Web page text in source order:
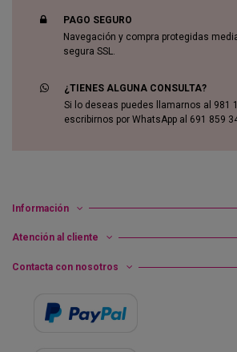
PAGO SEGURO
Navegación y compra protegidas
segura SSL.
¿TIENES ALGUNA CONSULTA?
Si lo deseas puedes llamarnos al 981
escribirnos por WhatsApp al 691 859
Información
Atención al cliente
Contacta con nosotros